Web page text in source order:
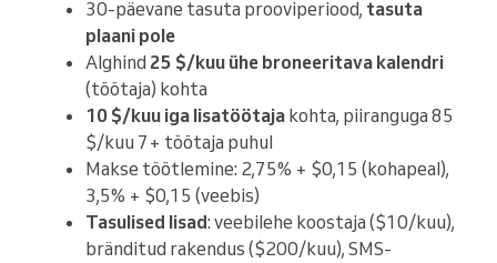
30-päevane tasuta prooviperiood, tasuta
plaani pole
Alghind 25 $/kuu ühe broneeritava kalendri
(töötaja) kohta
10 $/kuu iga lisatöötaja kohta, piiranguga 85
$/kuu 7+ töötaja puhul
Makse töötlemine: 2,75% + $0,15 (kohapeal),
3,5% + $0,15 (veebis)
Tasulised lisad: veebilehe koostaja ($10/kuu),
bränditud rakendus ($200/kuu), SMS-